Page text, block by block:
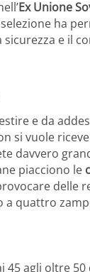
Ex Unione
ha
e il
e da
si vuole
davvero
piacciono le
delle
a quattro
45 agli oltre